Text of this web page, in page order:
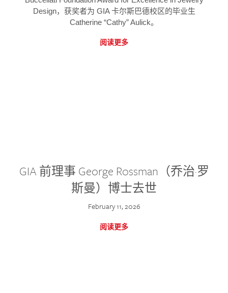
Design，获奖者为 GIA 卡尔斯巴德校区的毕业生
Catherine “Cathy” Aulick。
阅读更多
GIA 前理事 George Rossman（乔治·罗
斯曼）博士去世
February 11, 2026
阅读更多